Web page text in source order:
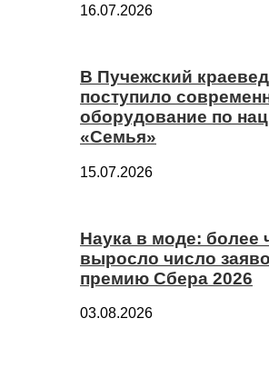
16.07.2026
В Пучежский
поступило
оборудование по
«Семья»
15.07.2026
Наука в моде: более
выросло число
премию Сбера 2026
03.08.2026